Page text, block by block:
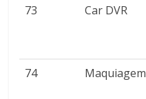
73 Car DVR
74 Maquiagem